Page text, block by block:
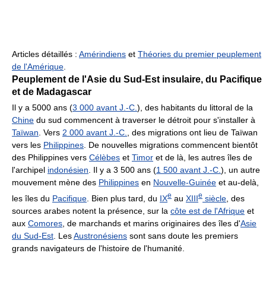
Articles détaillés : Amérindiens et Théories du premier peuplement
de l'Amérique
Peuplement de l'Asie du Sud-Est insulaire, du Pacifique
et de Madagascar
Il y a 5000 ans (3 000 avant J.-C. ), des habitants du littoral de la
Chine du sud commencent à traverser le détroit pour s'installer à
Taïwan . Vers 2 000 avant J.-C.
, des migrations ont lieu de Taïwan
vers les Philippines . De nouvelles migrations commencent bientôt
des Philippines vers Célèbes et Timor et de là, les autres îles de
l'archipel indonésien . Il y a 3 500 ans (1 500 avant J.-C. ), un autre
mouvement mène des Philippines en Nouvelle-Guinée et au-delà,
les îles du Pacifique . Bien plus tard, du IXe au XIIIe siècle , des
sources arabes notent la présence, sur la côte est de l'Afrique et
aux Comores , de marchands et marins originaires des îles d'Asie
du Sud-Est . LesAustronésiens sont sans doute les premiers
grands navigateurs de l'histoire de l'humanité.